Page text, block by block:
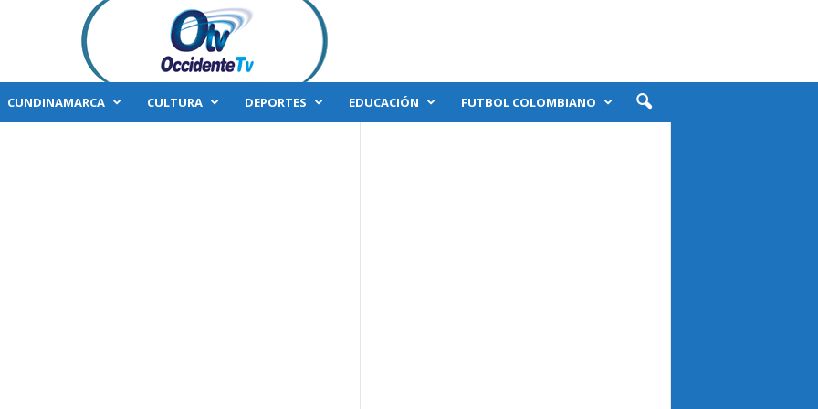
CUNDINAMARCA CULTURA DEPORTES EDUCACIÓN FUTBOL COLOMBIANO